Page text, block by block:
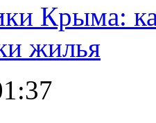
Крыма:
жилья